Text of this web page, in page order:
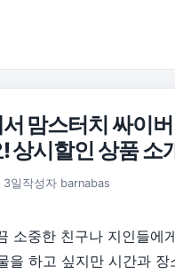
맘스터치 싸이
상시할인 상품 소
3일 2018년 5월 3일
작성자 barnabas
소중한 친구나 지인들에
을 하고 싶지만 시간과 장